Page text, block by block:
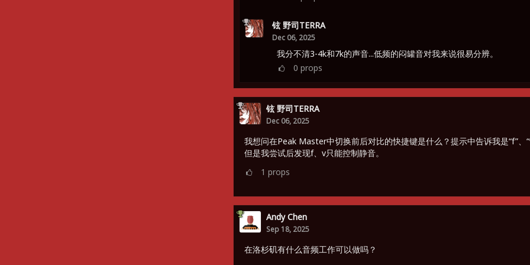
铉 野司TERRA
Dec 06, 2025
我分不清3-4k和7k的声音...低频的闷罐音对我来说很易分辨。
0 props
铉 野司TERRA
Dec 06, 2025
我想问在Peak Master中切换前后对比的快捷键是什么？提示中告诉我是“f”、
但是我尝试后发现f、v只能控制静音。
1 props
Andy Chen
Sep 18, 2025
在洛杉矶有什么音频工作可以做吗？